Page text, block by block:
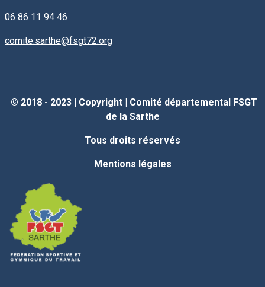
06 86 11 94 46
comite.sarthe@fsgt72.org
© 2018 - 2023 | Copyright| Comité départemental FSGT
de la Sarthe
Tous droits réservés
Mentions légales